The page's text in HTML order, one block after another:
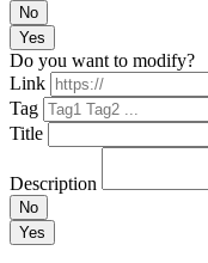
No
Yes
Do you want to modify?
Link
Tag
Title
Description
No
Yes